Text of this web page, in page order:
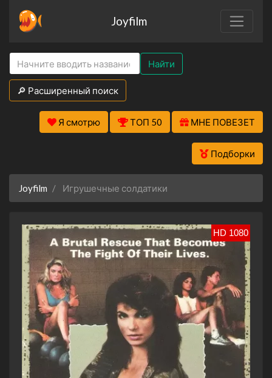
Joyfilm
Найти
🔎 Расширенный поиск
Я смотрю ТОП 50 МНЕ ПОВЕЗЕТ
Подборки
Joyfilm Игрушечные солдатики
HD 1080